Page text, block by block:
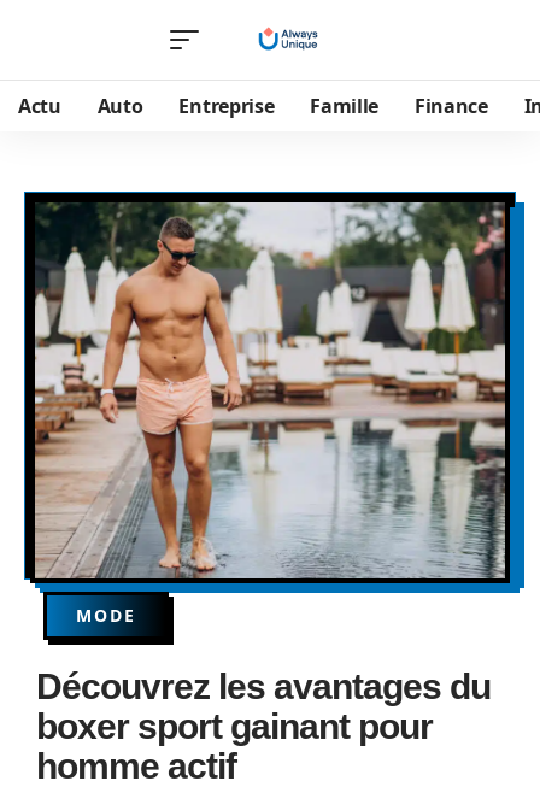
Actu Auto Entreprise Famille Finance
MODE
Découvrez les avantages du
boxer sport gainant pour
homme actif